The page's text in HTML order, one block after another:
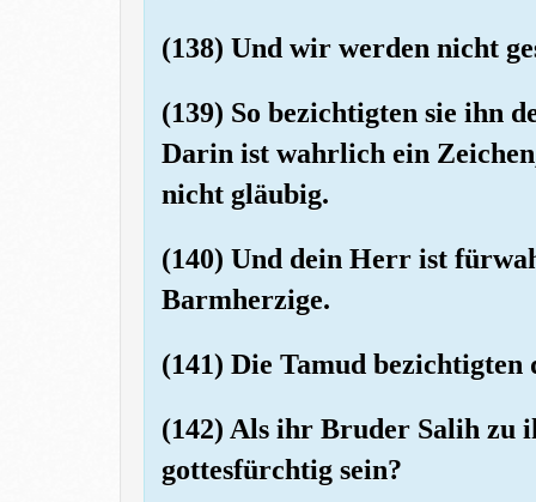
(138) Und wir werden nicht
(139) So bezichtigten sie ihn
Darin ist wahrlich ein
nicht gläubig.
(140) Und dein Herr ist
Barmherzige.
(141) Die Tamud bezichtigten
(142) Als ihr Bruder Salih zu
gottesfürchtig sein?